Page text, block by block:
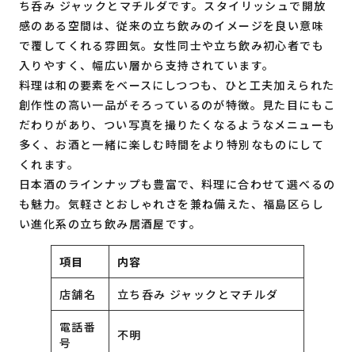
ち呑み ジャックとマチルダです。スタイリッシュで開放
感のある空間は、従来の立ち飲みのイメージを良い意味
で覆してくれる雰囲気。女性同士や立ち飲み初心者でも
入りやすく、幅広い層から支持されています。
料理は和の要素をベースにしつつも、ひと工夫加えられた
創作性の高い一品がそろっているのが特徴。見た目にもこ
だわりがあり、つい写真を撮りたくなるようなメニューも
多く、お酒と一緒に楽しむ時間をより特別なものにして
くれます。
日本酒のラインナップも豊富で、料理に合わせて選べるの
も魅力。気軽さとおしゃれさを兼ね備えた、福島区らし
い進化系の立ち飲み居酒屋です。
項目 内容
店舗名 立ち呑み ジャックとマチルダ
電話番
号
不明